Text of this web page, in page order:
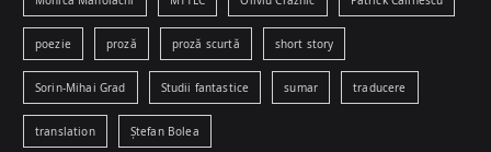
poezie proză proză scurtă short story
Sorin-Mihai Grad Studii fantastice sumar traducere
translation Ștefan Bolea